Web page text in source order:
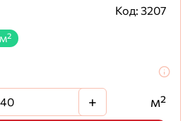
Код: 3207
м²
+ м²